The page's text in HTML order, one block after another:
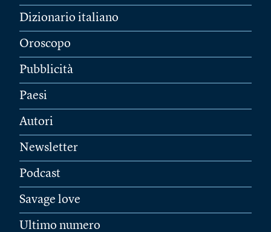
Dizionario italiano
Oroscopo
Pubblicità
Paesi
Autori
Newsletter
Podcast
Savage love
Ultimo numero